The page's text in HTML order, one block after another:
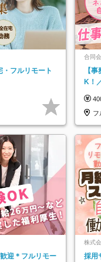
・フルリモート
合同
【
K！
フ
迎＊フルリモー
株式
採用